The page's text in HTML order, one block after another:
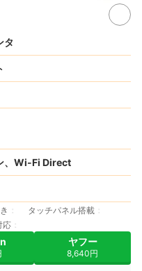
タ
、Wi-Fi Direct
タッチパネル搭載
応
ヤフー
8,640円